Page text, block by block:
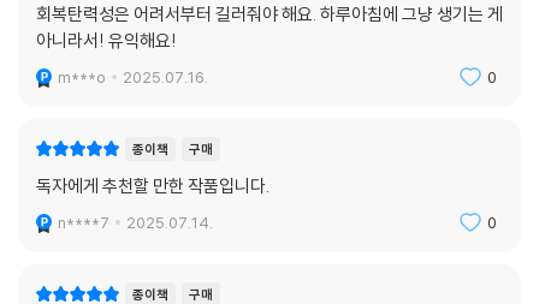
회복탄력성은 어려서부터 길러줘야 해요. 하루아침에 그냥 생기는 게
아니라서! 유익해요!
m***o 2025.07.16. 0
종이책 구매
독자에게 추천할 만한 작품입니다.
n****7 2025.07.14. 0
종이책 구매